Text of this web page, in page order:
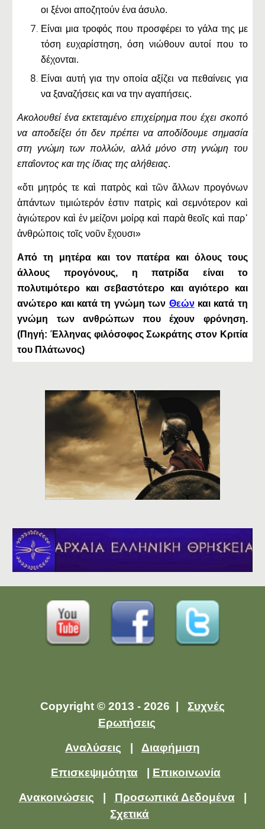
οι ξένοι αποζητούν ένα άσυλο.
Είναι μια τροφός που προσφέρει το γάλα της με
τόση ευχαρίστηση, όση νιώθουν αυτοί που το
δέχονται.
Είναι αυτή για την οποία αξίζει να πεθαίνεις για
να ξαναζήσεις και να την αγαπήσεις.
Ακολουθεί ένα εκτεταμένο επιχείρημα που έχει σκοπό
να αποδείξει ότι δεν πρέπει να αποδίδουμε σημασία
στη γνώμη των πολλών, αλλά μόνο στη γνώμη του
επαΐοντος και της ίδιας της αλήθειας.
«ὅτι μητρός τε καὶ πατρὸς καὶ τῶν ἄλλων προγόνων
ἁπάντων τιμιώτερόν ἐστιν πατρὶς καὶ σεμνότερον καὶ
ἁγιώτερον καὶ ἐν μείζονι μοίρᾳ καὶ παρὰ θεοῖς καὶ παρ᾽
ἀνθρώποις τοῖς νοῦν ἔχουσι»
Από τη μητέρα και τον πατέρα και όλους τους
άλλους προγόνους, η πατρίδα είναι το
πολυτιμότερο και σεβαστότερο και αγιότερο και
ανώτερο και κατά τη γνώμη των Θεώνκαι κατά τη
γνώμη των ανθρώπων που έχουν φρόνηση.
(Πηγή: Έλληνας φιλόσοφος Σωκράτης στον Κριτία
του Πλάτωνος)
Copyright © 2013 - 2026 | Συχνές
Ερωτήσεις
Αναλύσεις
Διαφήμιση
Επισκεψιμότητα| Επικοινωνία
Ανακοινώσεις
Προσωπικά Δεδομένα|
Σχετικά